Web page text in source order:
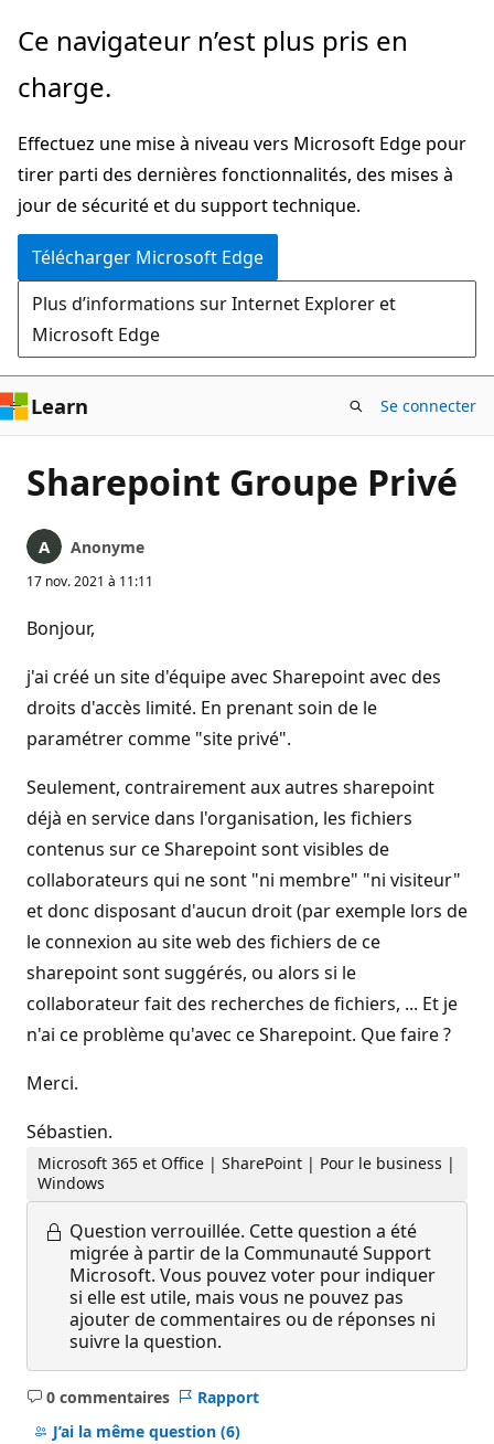
Passer
directement
au
principal
Ce navigateur n’est plus pris en
charge.
Effectuez une mise à niveau vers Microsoft Edge pour
tirer parti des dernières fonctionnalités, des mises à
jour de sécurité et du support technique.
Télécharger Microsoft Edge
Plus d’informations sur Internet Explorer et
Microsoft Edge
Learn Se connecter
Sharepoint Groupe Privé
Anonyme
17 nov. 2021 à 11:11
Bonjour,
j'ai créé un site d'équipe avec Sharepoint avec des
droits d'accès limité. En prenant soin de le
paramétrer comme "site privé".
Seulement, contrairement aux autres sharepoint
déjà en service dans l'organisation, les fichiers
contenus sur ce Sharepoint sont visibles de
collaborateurs qui ne sont "ni membre" "ni visiteur"
et donc disposant d'aucun droit (par exemple lors de
le connexion au site web des fichiers de ce
sharepoint sont suggérés, ou alors si le
collaborateur fait des recherches de fichiers, ... Et je
n'ai ce problème qu'avec ce Sharepoint. Que faire ?
Merci.
Sébastien.
Microsoft 365 et Office | SharePoint | Pour le business |
Windows
Question verrouillée. Cette question a été
migrée à partir de la Communauté Support
Microsoft. Vous pouvez voter pour indiquer
si elle est utile, mais vous ne pouvez pas
ajouter de commentaires ou de réponses ni
suivre la question.
0 commentaires
Aucun
commentaire
Rapport
J’ai la même question (6)